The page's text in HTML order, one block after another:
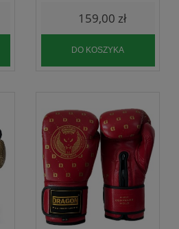
159,00 zł
DO KOSZYKA